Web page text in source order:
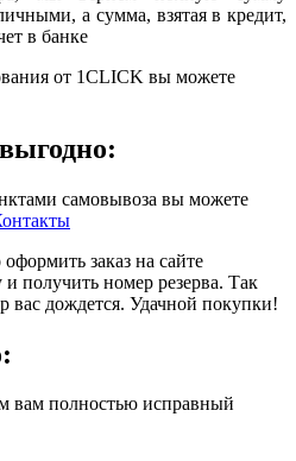
а сумма, взятая в кредит,
в банке
от 1CLICK вы можете
самовывоза вы можете
заказ на сайте
получить номер резерва. Так
вас дождется. Удачной покупки!
вам полностью исправный